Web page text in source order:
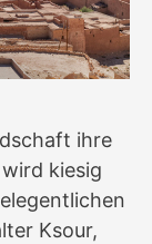
ihre
kiesig
Ksour,